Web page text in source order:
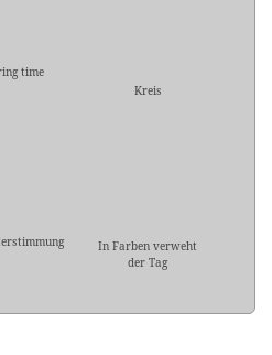
time
Kreis
In Farben verweht
der Tag